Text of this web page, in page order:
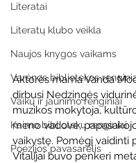
Literatai
Literatų klubo veikla
Naujos knygos vaikams
Varėnos bibliotekos
Vaikų ir jaunimo renginiai
Kaimo bibliotekų renginiai
Poezijos pavasarėlis
Aktorės mama Vanda
dirbusi Nedzingės
muzikos mokytoja,
meno vadove,
vaikystę. Pomėgį vaidinti
Vitalijai buvo penkeri